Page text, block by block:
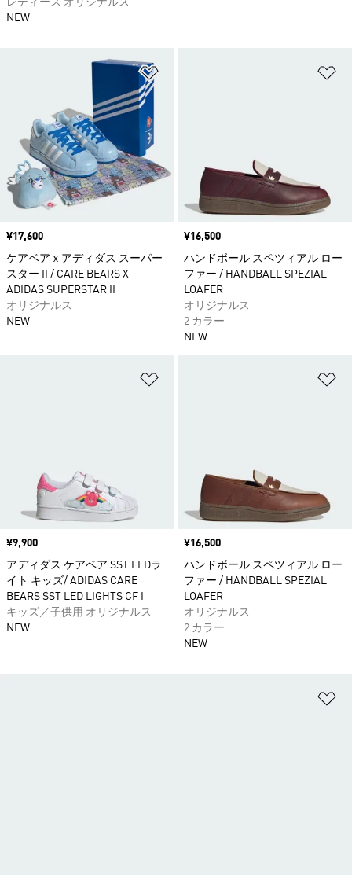
価格
¥17,600
ケアベアｘアディダス スーパー
スター II / CARE BEARS X
ADIDAS SUPERSTAR II
オリジナルス
NEW
価格
¥16,500
ハンドボール スペツィアル ロー
ファー / HANDBALL SPEZIAL
LOAFER
オリジナルス
2 カラー
NEW
価格
¥9,900
アディダス ケアベア SST LEDラ
イト キッズ/ ADIDAS CARE
BEARS SST LED LIGHTS CF I
キッズ／子供用 オリジナルス
NEW
価格
¥16,500
ハンドボール スペツィアル ロー
ファー / HANDBALL SPEZIAL
LOAFER
オリジナルス
2 カラー
NEW
レディース オリジナルス
NEW